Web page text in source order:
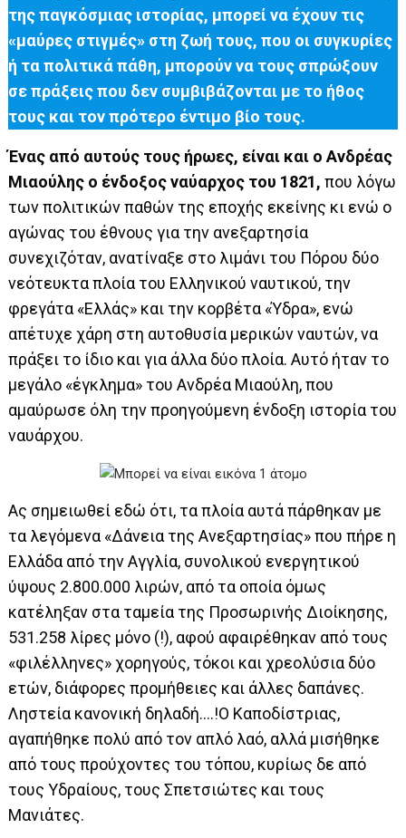
της παγκόσμιας ιστορίας, μπορεί να έχουν τις
«μαύρες στιγμές» στη ζωή τους, που οι συγκυρίες
ή τα πολιτικά πάθη, μπορούν να τους σπρώξουν
σε πράξεις που δεν συμβιβάζονται με το ήθος
τους και τον πρότερο έντιμο βίο τους.
Ένας από αυτούς τους ήρωες, είναι και ο Ανδρέας
Μιαούλης ο ένδοξος ναύαρχος του 1821, που λόγω
των πολιτικών παθών της εποχής εκείνης κι ενώ ο
αγώνας του έθνους για την ανεξαρτησία
συνεχιζόταν, ανατίναξε στο λιμάνι του Πόρου δύο
νεότευκτα πλοία του Ελληνικού ναυτικού, την
φρεγάτα «Ελλάς» και την κορβέτα «Ύδρα», ενώ
απέτυχε χάρη στη αυτοθυσία μερικών ναυτών, να
πράξει το ίδιο και για άλλα δύο πλοία. Αυτό ήταν το
μεγάλο «έγκλημα» του Ανδρέα Μιαούλη, που
αμαύρωσε όλη την προηγούμενη ένδοξη ιστορία του
ναυάρχου.
Ας σημειωθεί εδώ ότι, τα πλοία αυτά πάρθηκαν με
τα λεγόμενα «Δάνεια της Ανεξαρτησίας» που πήρε η
Ελλάδα από την Αγγλία, συνολικού ενεργητικού
ύψους 2.800.000 λιρών, από τα οποία όμως
κατέληξαν στα ταμεία της Προσωρινής Διοίκησης,
531.258 λίρες μόνο (!), αφού αφαιρέθηκαν από τους
«φιλέλληνες» χορηγούς, τόκοι και χρεολύσια δύο
ετών, διάφορες προμήθειες και άλλες δαπάνες.
Ληστεία κανονική δηλαδή….!Ο Καποδίστριας,
αγαπήθηκε πολύ από τον απλό λαό, αλλά μισήθηκε
από τους προύχοντες του τόπου, κυρίως δε από
τους Υδραίους, τους Σπετσιώτες και τους
Μανιάτες.